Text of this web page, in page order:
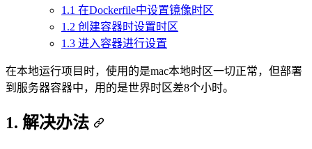
1.1 在Dockerfile中设置镜像时区
1.2 创建容器时设置时区
1.3 进入容器进行设置
在本地运行项目时，使用的是mac本地时区一切正常，但部署
到服务器容器中，用的是世界时区差8个小时。
1. 解决办法